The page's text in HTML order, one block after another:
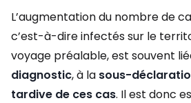
L’augmentation du nombre de
c’est-à-dire infectés sur le
voyage préalable, est souvent
diagnostic, à la sous-
tardive de ces cas. Il est donc